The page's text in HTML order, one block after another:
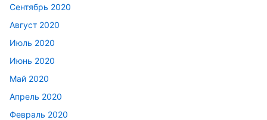
Сентябрь 2020
Август 2020
Июль 2020
Июнь 2020
Май 2020
Апрель 2020
Февраль 2020